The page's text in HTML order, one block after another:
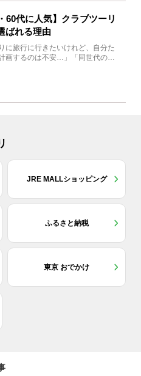
60代に人気】クラブツーリ
ばれる理由
に旅行に行きたいけれど、自分た
画するのは不安…」「同世代の方
JRE MALLショッピング
ふるさと納税
東京 おでかけ